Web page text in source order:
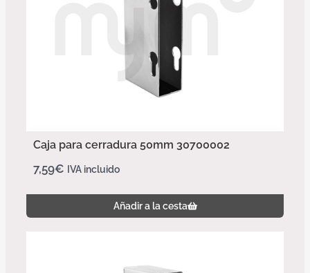
Caja para cerradura 50mm 30700002
7,59€ IVA incluido
Añadir a la cesta